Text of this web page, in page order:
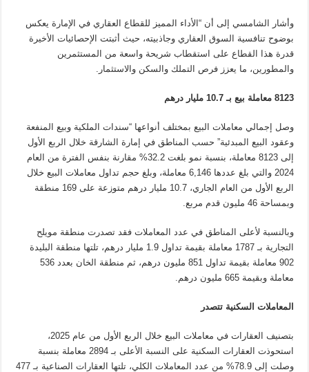
وأشار الشامسي إلى أن “الأداء المميز للقطاع العقاري في الإمارة يعكس
بوضوح تنافسية السوق العقاري وجاذبيته، حيث أثبتت الإحصائيات الأخيرة
قدرة هذا القطاع على استقطاب شريحة واسعة من المستثمرين
والمطورين، ما يعزز فرص التملك والسكن والاستثمار
8123 معاملة بيع بـ 10.7 مليار درهم
وصل إجمالي معاملات البيع بمختلف أنواعها “سندات الملكية وبيع المنفعة
وعقود البيع المبدئية” حسب المناطق في إمارة الشارقة خلال الربع الأول
إلى 8123 معاملة، بنسبة نمو بلغت 32.2% مقارنة بنفس الفترة من العام
2024 والتي بلغ عددها 6,146 معاملة، وبلغ حجم تداول معاملات البيع خلال
الربع الأول من العام الجاري، 10.7 مليار درهم متوزعة على 169 منطقة
وبمساحة 46 مليون قدم مربع
وبالنسبة لأعلى المناطق في عدد المعاملات فقد تصدرت منطقة مويلح
التجارية بـ 1787 معاملة بقيمة تداول 1.9 مليار درهم، تلتها منطقة البليدة
902 معاملة بقيمة تداول 851 مليون درهم، ثم منطقة الخان بعدد 536
معاملة وبقيمة 665 مليون درهم
المعاملات السكنية تتصدر
بتصنيف العقارات في معاملات البيع خلال الربع الأول من عام 2025،
استحوذت العقارات السكنية على النسبة الأعلى بـ 2894 معاملة بنسبة
وصلت إلى 78.9% من عدد المعاملات الكلي، تلتها العقارات الصناعية بـ 477